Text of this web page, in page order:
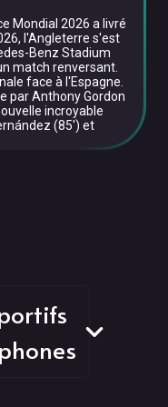
Mondial 2026 a livré
l'Angleterre s'est
Benz Stadium
match renversant.
face à l'Espagne.
par Anthony Gordon
incroyable
(85') et